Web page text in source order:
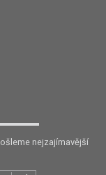
nejzajímavější